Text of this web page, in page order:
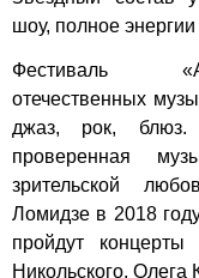
шоу, полное
Фестиваль
отечественных
джаз, рок,
проверенная
зрительской
Ломидзе в 2018
пройдут концерты
Никольского, Олега